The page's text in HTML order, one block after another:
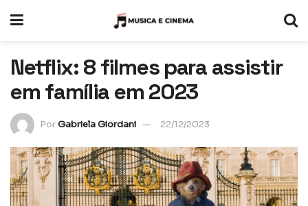
Netflix: 8 filmes para assistir
em família em 2023
PorGabriela Giordani 22/12/2023